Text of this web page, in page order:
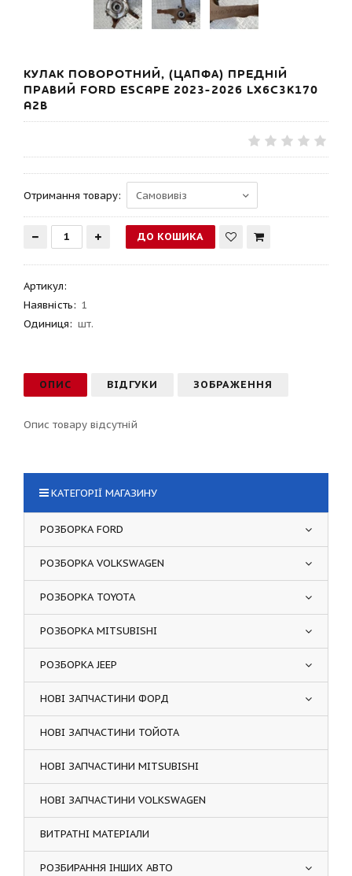
КУЛАК ПОВОРОТНИЙ, (ЦАПФА) ПРЕДНІЙ
ПРАВИЙ FORD ESCAPE 2023-2026 LX6C3K170
A2B
Отримання товару:
Артикул:
Наявність: 1
Одиниця: шт.
ОПИС ВІДГУКИ ЗОБРАЖЕННЯ
Опис товару відсутній
КАТЕГОРІЇ МАГАЗИНУ
РОЗБОРКА FORD
РОЗБОРКА VOLKSWAGEN
РОЗБОРКА TOYOTA
РОЗБОРКА MITSUBISHI
РОЗБОРКА JEEP
НОВІ ЗАПЧАСТИНИ ФОРД
НОВІ ЗАПЧАСТИНИ ТОЙОТА
НОВІ ЗАПЧАСТИНИ MITSUBISHI
НОВІ ЗАПЧАСТИНИ VOLKSWAGEN
ВИТРАТНІ МАТЕРІАЛИ
РОЗБИРАННЯ ІНШИХ АВТО